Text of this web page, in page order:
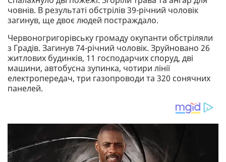
човнів. В результаті обстрілів 39-річний чоловік
загинув, ще двоє людей постраждало.
Червоногригорівську громаду окупанти обстріляли
з Градів. Загинув 74-річний чоловік. Зруйновано 26
житлових будинків, 11 господарчих споруд, дві
машини, автобусна зупинка, чотири лінії
електропередач, три газопроводи та 320 сонячних
панелей.